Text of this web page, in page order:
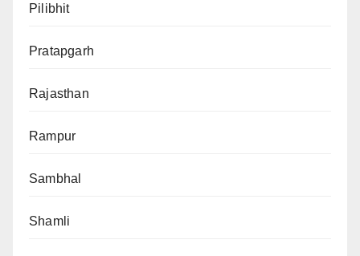
Pilibhit
Pratapgarh
Rajasthan
Rampur
Sambhal
Shamli